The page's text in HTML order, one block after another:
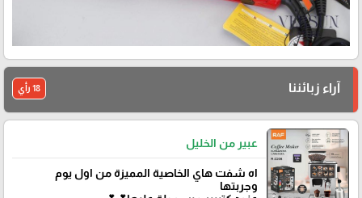
آراء زبائننا 18 رأي
عبير من الخليل
اه شفت هاي الخاصية المميزة من اول يوم
وجربتها